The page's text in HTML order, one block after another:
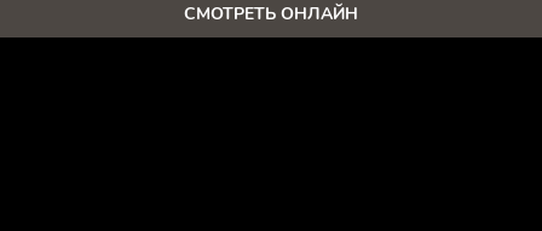
СМОТРЕТЬ ОНЛАЙН